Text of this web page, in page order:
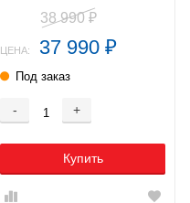
38 990 ₽
ЦЕНА: 37 990 ₽
Под заказ
- +
Купить